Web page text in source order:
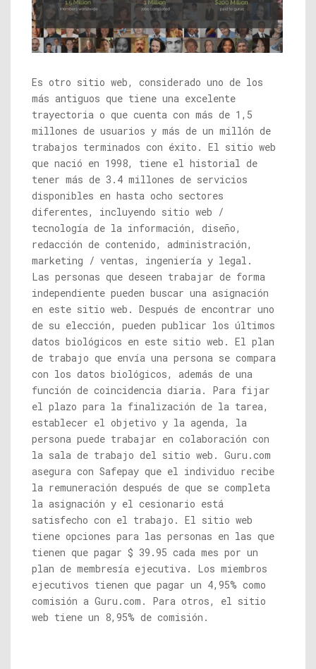
Es otro sitio web, considerado uno de los
más antiguos que tiene una excelente
trayectoria o que cuenta con más de 1,5
millones de usuarios y más de un millón de
trabajos terminados con éxito. El sitio web
que nació en 1998, tiene el historial de
tener más de 3.4 millones de servicios
disponibles en hasta ocho sectores
diferentes, incluyendo sitio web /
tecnología de la información, diseño,
redacción de contenido, administración,
marketing / ventas, ingeniería y legal.
Las personas que deseen trabajar de forma
independiente pueden buscar una asignación
en este sitio web. Después de encontrar uno
de su elección, pueden publicar los últimos
datos biológicos en este sitio web. El plan
de trabajo que envía una persona se compara
con los datos biológicos, además de una
función de coincidencia diaria. Para fijar
el plazo para la finalización de la tarea,
establecer el objetivo y la agenda, la
persona puede trabajar en colaboración con
la sala de trabajo del sitio web. Guru.com
asegura con Safepay que el individuo recibe
la remuneración después de que se completa
la asignación y el cesionario está
satisfecho con el trabajo. El sitio web
tiene opciones para las personas en las que
tienen que pagar $ 39.95 cada mes por un
plan de membresía ejecutiva. Los miembros
ejecutivos tienen que pagar un 4,95% como
comisión a Guru.com . Para otros, el sitio
web tiene un 8,95% de comisión.